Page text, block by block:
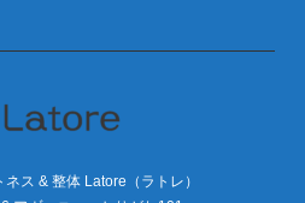
ス & 整体 Latore（ラトレ）